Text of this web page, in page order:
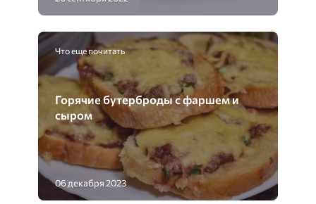
Что еще почитать
Горячие бутерброды с фаршем и
сыром
06 декабря 2023